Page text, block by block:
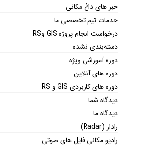
خبر های داغ مکانی
خدمات تیم تخصصی ما
درخواست انجام پروژه GIS وRS
دسته‌بندی نشده
دوره آموزشی ویژه
دوره های آنلاین
دوره های کاربردی GIS و RS
دیدگاه شما
دیدگاه ما
رادار (Radar)
رادیو مکانی:فایل های صوتی